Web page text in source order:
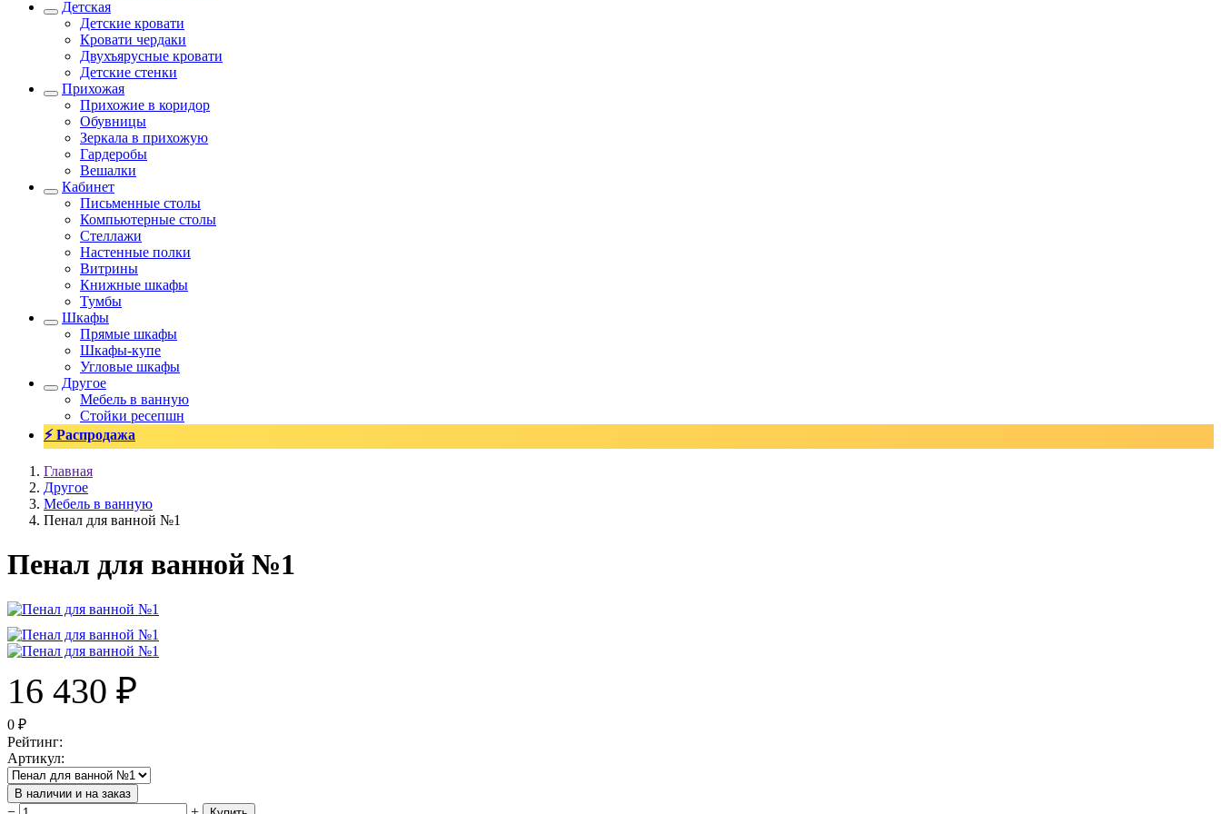
Детская
Детские кровати
Кровати чердаки
Двухъярусные кровати
Детские стенки
Прихожая
Прихожие в коридор
Обувницы
Зеркала в прихожую
Гардеробы
Вешалки
Кабинет
Письменные столы
Компьютерные столы
Стеллажи
Настенные полки
Витрины
Книжные шкафы
Тумбы
Шкафы
Прямые шкафы
Шкафы-купе
Угловые шкафы
Другое
Мебель в ванную
Стойки ресепшн
⚡ Распродажа
Главная
Другое
Мебель в ванную
Пенал для ванной №1
Пенал для ванной №1
16 430 ₽
0 ₽
Рейтинг:
Артикул:
В наличии и на заказ